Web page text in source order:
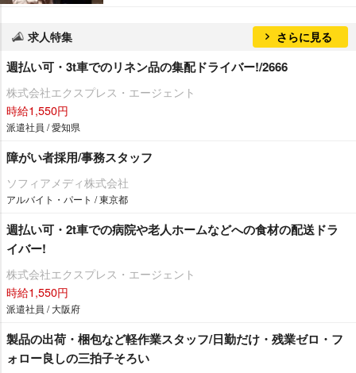
求人特集 さらに見る
週払い可・3t車でのリネン品の集配ドライバー!/2666
株式会社エクスプレス・エージェント
時給1,550円
派遣社員 / 愛知県
障がい者採用/事務スタッフ
ソフィアメディ株式会社
アルバイト・パート / 東京都
週払い可・2t車での病院や老人ホームなどへの食材の配送ドラ
イバー!
株式会社エクスプレス・エージェント
時給1,550円
派遣社員 / 大阪府
製品の出荷・梱包など軽作業スタッフ/日勤だけ・残業ゼロ・フ
ォロー良しの三拍子そろい